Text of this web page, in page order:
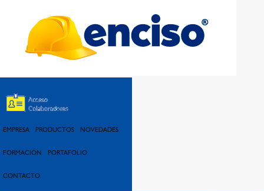
EMPRESA PRODUCTOS NOVEDADES
FORMACIÓN PORTAFOLIO
CONTACTO
ENCISO LTDA- MEDIDAS DE PREVENCIÓN COVID-19